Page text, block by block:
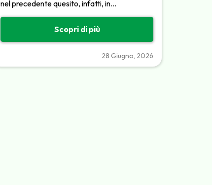
nel precedente quesito, infatti, in…
Scopri di più
28 Giugno, 2026